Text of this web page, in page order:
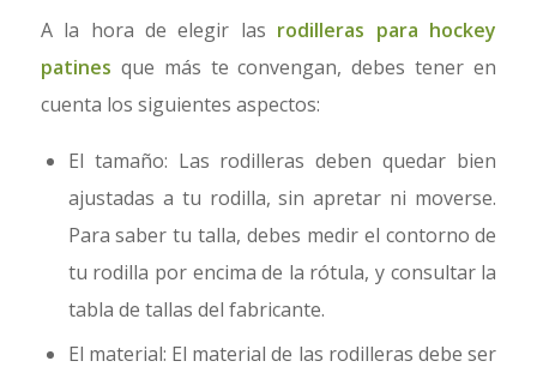
A la hora de elegir las rodilleras para hockey
patines que más te convengan, debes tener en
cuenta los siguientes aspectos:
El tamaño: Las rodilleras deben quedar bien
ajustadas a tu rodilla, sin apretar ni moverse.
Para saber tu talla, debes medir el contorno de
tu rodilla por encima de la rótula, y consultar la
tabla de tallas del fabricante.
El material: El material de las rodilleras debe ser